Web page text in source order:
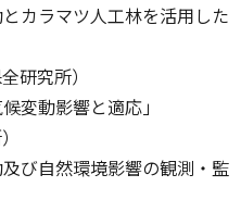
カラマツ人工林を活用した
研究所）
変動影響と適応」
び自然環境影響の観測・監